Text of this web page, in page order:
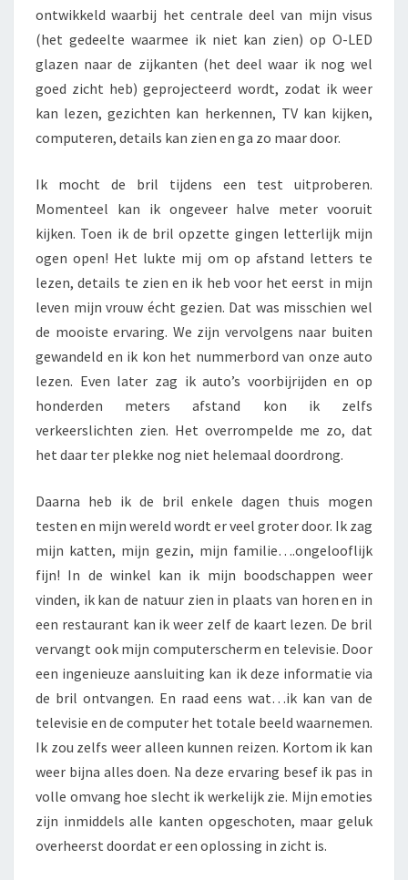
ontwikkeld waarbij het centrale deel van mijn visus
(het gedeelte waarmee ik niet kan zien) op O-LED
glazen naar de zijkanten (het deel waar ik nog wel
goed zicht heb) geprojecteerd wordt, zodat ik weer
kan lezen, gezichten kan herkennen, TV kan kijken,
computeren, details kan zien en ga zo maar door.
Ik mocht de bril tijdens een test uitproberen.
Momenteel kan ik ongeveer halve meter vooruit
kijken. Toen ik de bril opzette gingen letterlijk mijn
ogen open! Het lukte mij om op afstand letters te
lezen, details te zien en ik heb voor het eerst in mijn
leven mijn vrouw écht gezien. Dat was misschien wel
de mooiste ervaring. We zijn vervolgens naar buiten
gewandeld en ik kon het nummerbord van onze auto
lezen. Even later zag ik auto’s voorbijrijden en op
honderden meters afstand kon ik zelfs
verkeerslichten zien. Het overrompelde me zo, dat
het daar ter plekke nog niet helemaal doordrong.
Daarna heb ik de bril enkele dagen thuis mogen
testen en mijn wereld wordt er veel groter door. Ik zag
mijn katten, mijn gezin, mijn familie….ongelooflijk
fijn! In de winkel kan ik mijn boodschappen weer
vinden, ik kan de natuur zien in plaats van horen en in
een restaurant kan ik weer zelf de kaart lezen. De bril
vervangt ook mijn computerscherm en televisie. Door
een ingenieuze aansluiting kan ik deze informatie via
de bril ontvangen. En raad eens wat…ik kan van de
televisie en de computer het totale beeld waarnemen.
Ik zou zelfs weer alleen kunnen reizen. Kortom ik kan
weer bijna alles doen. Na deze ervaring besef ik pas in
volle omvang hoe slecht ik werkelijk zie. Mijn emoties
zijn inmiddels alle kanten opgeschoten, maar geluk
overheerst doordat er een oplossing in zicht is.